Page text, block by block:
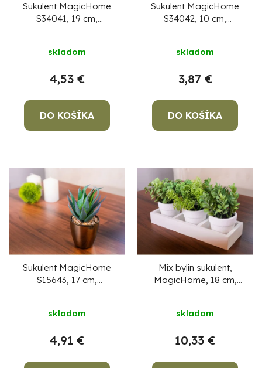
Sukulent MagicHome
S34041, 19 cm,
skladom
4,53 €
DO KOŠÍKA
Sukulent MagicHome
S34042, 10 cm,
skladom
3,87 €
DO KOŠÍKA
Sukulent MagicHome
S15643, 17 cm,
skladom
4,91 €
Mix bylín sukulent,
MagicHome, 18 cm,
skladom
10,33 €